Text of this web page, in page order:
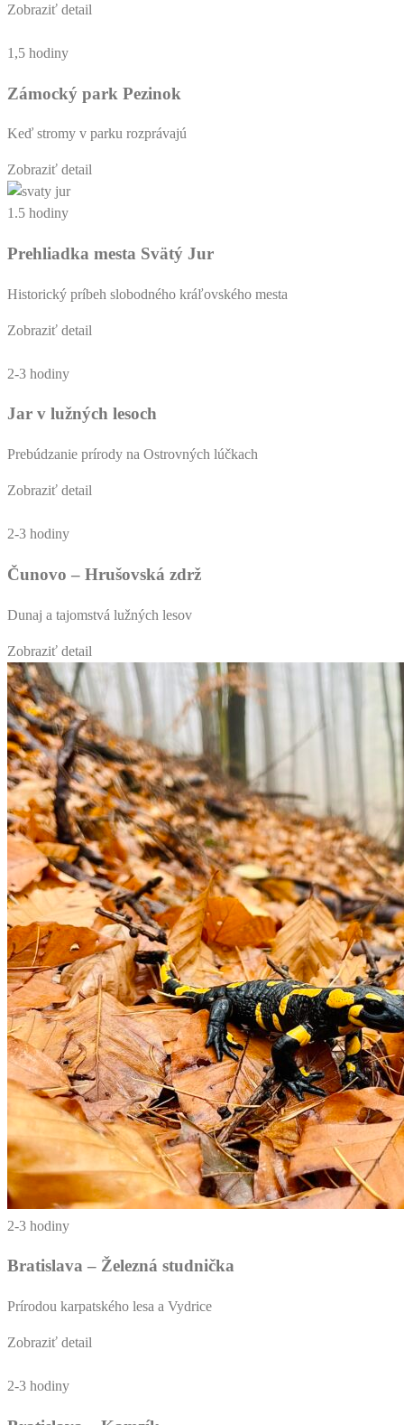
Zobraziť detail
1,5 hodiny
Zámocký park Pezinok
Keď stromy v parku rozprávajú
Zobraziť detail
1.5 hodiny
Prehliadka mesta Svätý Jur
Historický príbeh slobodného kráľovského mesta
Zobraziť detail
2-3 hodiny
Jar v lužných lesoch
Prebúdzanie prírody na Ostrovných lúčkach
Zobraziť detail
2-3 hodiny
Čunovo – Hrušovská zdrž
Dunaj a tajomstvá lužných lesov
Zobraziť detail
2-3 hodiny
Bratislava – Železná studnička
Prírodou karpatského lesa a Vydrice
Zobraziť detail
2-3 hodiny